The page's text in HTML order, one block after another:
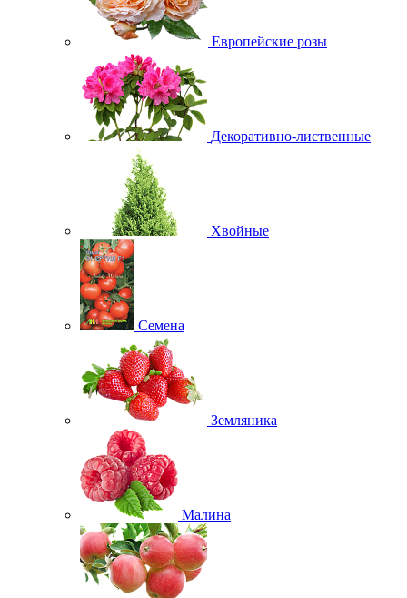
Европейские розы
Декоративно-лиственные
Хвойные
Семена
Земляника
Малина